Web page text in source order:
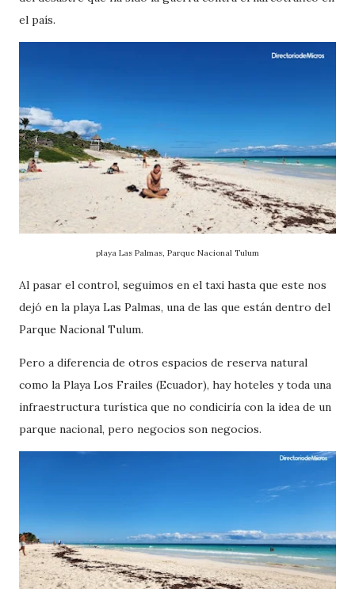
el país.
playa Las Palmas, Parque Nacional Tulum
Al pasar el control, seguimos en el taxi hasta que este nos
dejó en la playa Las Palmas, una de las que están dentro del
Parque Nacional Tulum.
Pero a diferencia de otros espacios de reserva natural
como la Playa Los Frailes (Ecuador), hay hoteles y toda una
infraestructura turística que no condiciría con la idea de un
parque nacional, pero negocios son negocios.